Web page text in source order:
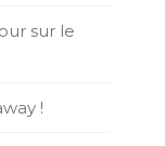
sur le
!